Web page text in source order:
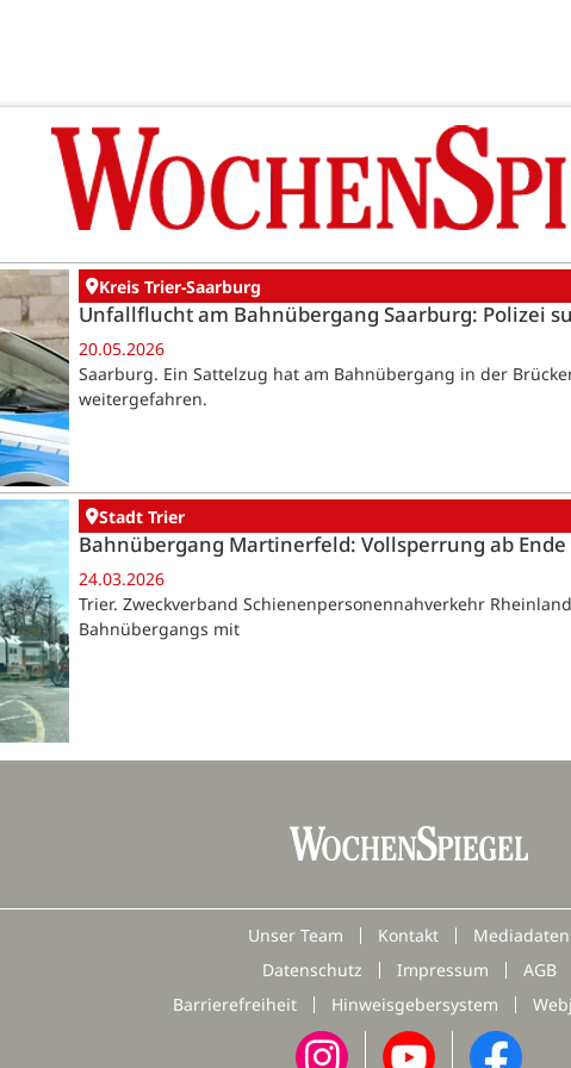
Kreis Trier-Saarburg
Unfallflucht am Bahnübergang Saarburg: Polizei
20.05.2026
Saarburg. Ein Sattelzug hat am Bahnübergang in der
weitergefahren.
Stadt Trier
Bahnübergang Martinerfeld: Vollsperrung ab Ende
24.03.2026
Trier. Zweckverband Schienenpersonennahverkehr
Bahnübergangs mit
Unser Team Kontakt
Mediadaten
Datenschutz
Impressum
AGB
Barrierefreiheit
Hinweisgebersystem